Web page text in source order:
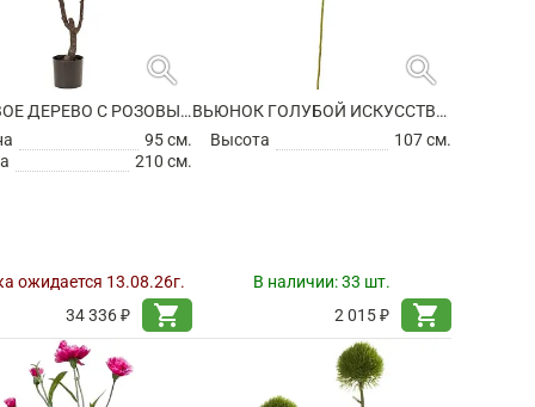
search
ВИШНЕВОЕ ДЕРЕВО С РОЗОВЫМИ ЦВЕТАМИ ИСКУССТВЕННОЕ
95 см.
210 см.
ожидается 13.08.26г.
34 336 ₽
shopping_cart
search
ВЬЮНОК ГОЛУБОЙ ИСКУССТВЕННЫЙ
Высота
107 см.
В наличии:33 шт.
2 015 ₽
shopping_cart